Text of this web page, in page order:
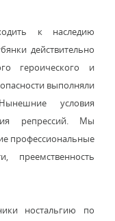
к наследию
действительно
героического и
выполняли
условия
репрессий. Мы
профессиональные
преемственность
ностальгию по